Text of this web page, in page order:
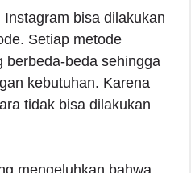
bisa dilakukan
Setiap metode
berbeda-beda sehingga
kebutuhan. Karena
tidak bisa dilakukan
mengeluhkan bahwa